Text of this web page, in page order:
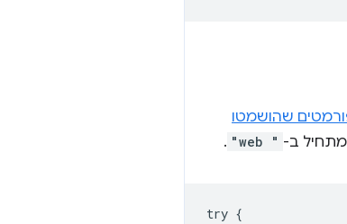
שהושמטו
מתחיל ב- "web "
.
try {